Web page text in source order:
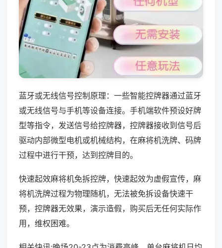
蓝牙或无线信号控制原理：一些智能控牌器通过蓝牙
或无线信号与手机等设备连接。手机端软件预设好牌
型等指令，发送信号给控牌器，控牌器接收到信号后
驱动内部微型电机或机械结构，在麻将机洗牌、码牌
过程中进行干预，达到控牌目的。
快速起效麻将机免拆控牌，快速起效为虚假宣传，麻
将机洗牌过程为物理随机，无法被免拆设备快速干
预，控牌器无效果，演示造假，购买后无任何实际作
用，维权困难。